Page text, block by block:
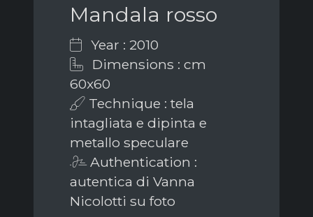
Mandala rosso
Year : 2010
Dimensions : cm
60x60
Technique : tela
intagliata e dipinta e
metallo speculare
Authentication :
autentica di Vanna
Nicolotti su foto